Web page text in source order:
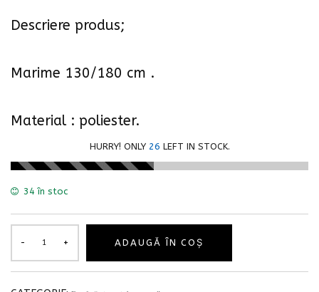
Descriere produs;
Marime 130/180 cm .
Material : poliester.
HURRY! ONLY 26 LEFT IN STOCK.
34 în stoc
ADAUGĂ ÎN COȘ